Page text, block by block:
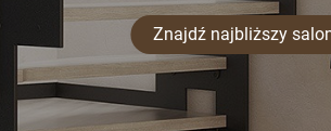
Znajdź najbliższy